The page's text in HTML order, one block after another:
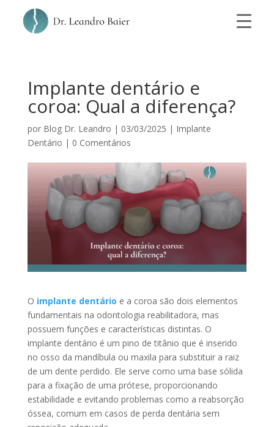
Implante dentário e
coroa: Qual a diferença?
por Blog Dr. Leandro | 03/03/2025 | Implante
Dentário | 0 Comentários
O implante dentário e a coroa são dois elementos
fundamentais na odontologia reabilitadora, mas
possuem funções e características distintas. O
implante dentário é um pino de titânio que é inserido
no osso da mandíbula ou maxila para substituir a raiz
de um dente perdido. Ele serve como uma base sólida
para a fixação de uma prótese, proporcionando
estabilidade e evitando problemas como a reabsorção
óssea, comum em casos de perda dentária sem